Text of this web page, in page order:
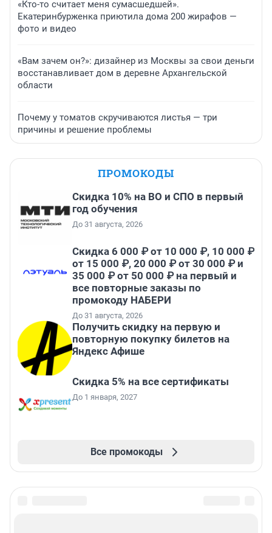
«Кто-то считает меня сумасшедшей».
Екатеринбурженка приютила дома 200 жирафов —
фото и видео
«Вам зачем он?»: дизайнер из Москвы за свои деньги
восстанавливает дом в деревне Архангельской
области
Почему у томатов скручиваются листья — три
причины и решение проблемы
ПРОМОКОДЫ
Скидка 10% на ВО и СПО в первый
год обучения
До 31 августа, 2026
Скидка 6 000 ₽ от 10 000 ₽, 10 000 ₽
от 15 000 ₽, 20 000 ₽ от 30 000 ₽ и
35 000 ₽ от 50 000 ₽ на первый и
все повторные заказы по
промокоду НАБЕРИ
До 31 августа, 2026
Получить скидку на первую и
повторную покупку билетов на
Яндекс Афише
Скидка 5% на все сертификаты
До 1 января, 2027
Все промокоды